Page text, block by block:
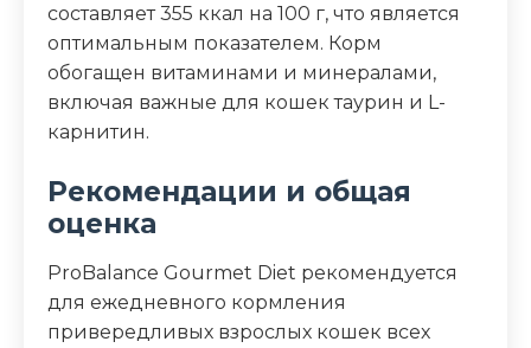
составляет 355 ккал на 100 г, что является
оптимальным показателем. Корм
обогащен витаминами и минералами,
включая важные для кошек таурин и L-
карнитин.
Рекомендации и общая
оценка
ProBalance Gourmet Diet рекомендуется
для ежедневного кормления
привередливых взрослых кошек всех